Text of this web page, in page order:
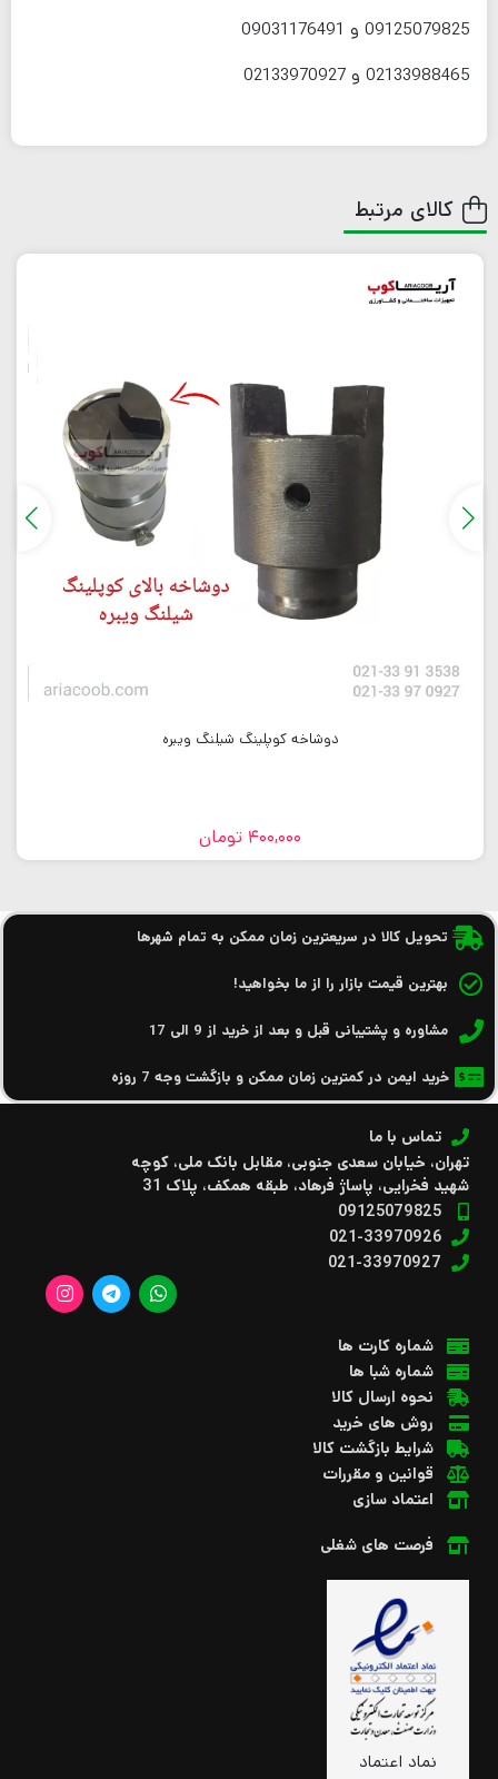
09125079825 و 09031176491
02133988465 و 02133970927
کالای مرتبط
دوشاخه کوپلینگ شیلنگ ویبره
400,000 تومان
تحویل کالا در سریعترین زمان ممکن به تمام شهرها
بهترین قیمت بازار را از ما بخواهید!
مشاوره و پشتیبانی قبل و بعد از خرید از 9 الی 17
خرید ایمن در کمترین زمان ممکن و بازگشت وجه 7 روزه
تماس با ما
تهران، خیابان سعدی جنوبی، مقابل بانک ملی، کوچه
شهید فخرایی، پاساژ فرهاد، طبقه همکف، پلاک 31
09125079825
021-33970926
021-33970927
شماره کارت ها
شماره شبا ها
نحوه ارسال کالا
روش های خرید
شرایط بازگشت کالا
قوانین و مقررات
اعتماد سازی
فرصت های شغلی
نماد اعتماد